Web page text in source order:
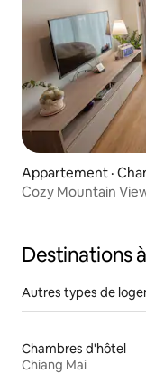
Appartement ·
Cozy Mountain
Destinations
Autres types de
Chambres d'hôtel
Chiang Mai